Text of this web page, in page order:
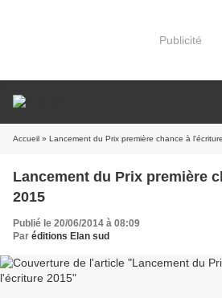
Publicité
Accueil » Lancement du Prix première chance à
Lancement du Prix première
2015
Publié le 20/06/2014 à 08:09
Par éditions Elan sud